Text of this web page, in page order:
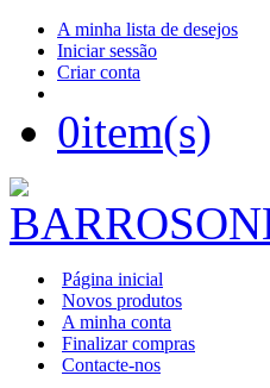
A minha lista de desejos
Iniciar sessão
Criar conta
0item(s)
Página inicial
Novos produtos
A minha conta
Finalizar compras
Contacte-nos